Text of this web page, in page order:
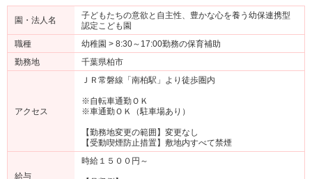
園・法人名
子どもたちの意欲と自主性、豊かな心を養う幼保連携型
認定こども園
職種
幼稚園 > 8:30～17:00勤務の保育補助
勤務地
千葉県柏市
アクセス
ＪＲ常磐線「南柏駅」より徒歩圏内
※自転車通勤ＯＫ
※車通勤ＯＫ（駐車場あり）
【勤務地変更の範囲】変更なし
【受動喫煙防止措置】敷地内すべて禁煙
給与
時給１５００円～